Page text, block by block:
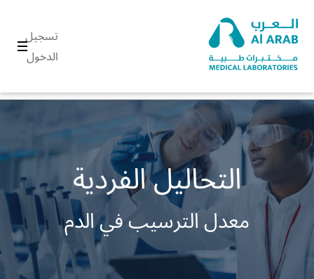
تسجيل
الدخول
التحاليل الفردية
معدل الترسيب في الدم